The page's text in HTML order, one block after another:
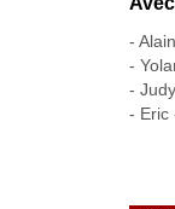
-
-
-
- Eric